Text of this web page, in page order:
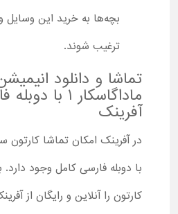
بچه‌ها به خرید این
ترغیب شوند.
تماشا و دانلود
ماداگاسکار 1
آفرینک
با دوبله فارسی کامل وجود
کارتون را آنلاین و رایگان از